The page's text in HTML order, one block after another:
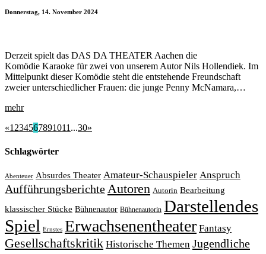
Donnerstag, 14. November 2024
Derzeit spielt das DAS DA THEATER Aachen die
Komödie Karaoke für zwei von unserem Autor Nils Hollendiek. Im
Mittelpunkt dieser Komödie steht die entstehende Freundschaft
zweier unterschiedlicher Frauen: die junge Penny McNamara,…
mehr
«1234567891011...30»
Schlagwörter
Abenteuer Absurdes Theater Amateur-Schauspieler Anspruch
Aufführungsberichte Autoren Autorin Bearbeitung
klassischer Stücke Bühnenautor Bühnenautorin Darstellendes
Spiel Ernstes Erwachsenentheater Fantasy
Gesellschaftskritik Historische Themen Jugendliche